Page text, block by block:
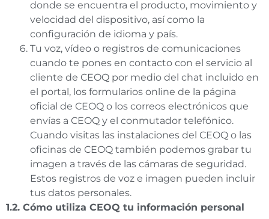
donde se encuentra el producto, movimiento y
velocidad del dispositivo, así como la
configuración de idioma y país.
Tu voz, vídeo o registros de comunicaciones
cuando te pones en contacto con el servicio al
cliente de CEOQ por medio del chat incluido en
el portal, los formularios online de la página
oficial de CEOQ o los correos electrónicos que
envías a CEOQ y el conmutador telefónico.
Cuando visitas las instalaciones del CEOQ o las
oficinas de CEOQ también podemos grabar tu
imagen a través de las cámaras de seguridad.
Estos registros de voz e imagen pueden incluir
tus datos personales.
1.2. Cómo utiliza CEOQ tu información personal